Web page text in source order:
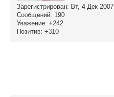
Зарегистрирован: Вт, 4 Дек 2007
Сообщений: 190
Уважение: +242
Позитив: +310